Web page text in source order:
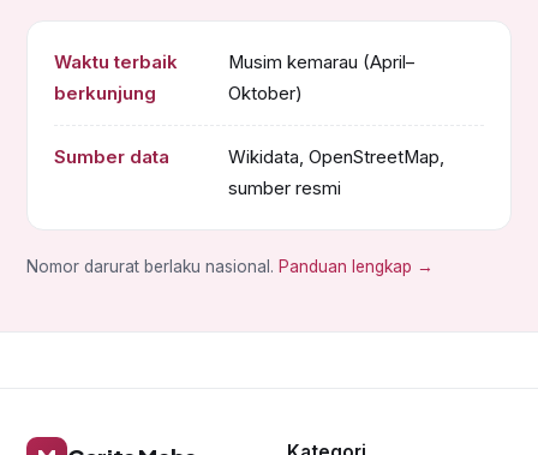
Waktu terbaik
berkunjung
Musim kemarau (April–
Oktober)
Sumber data
Wikidata, OpenStreetMap,
sumber resmi
Nomor darurat berlaku nasional. Panduan lengkap →